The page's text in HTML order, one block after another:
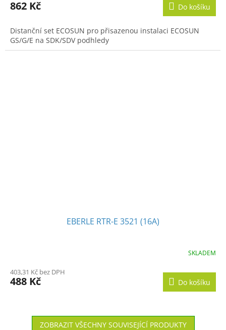
862 Kč Do košíku
Distanční set ECOSUN pro přisazenou instalaci ECOSUN
GS/G/E na SDK/SDV podhledy
EBERLE RTR-E 3521 (16A)
SKLADEM
403,31 Kč bez DPH
488 Kč Do košíku
ZOBRAZIT VŠECHNY SOUVISEJÍCÍ PRODUKTY